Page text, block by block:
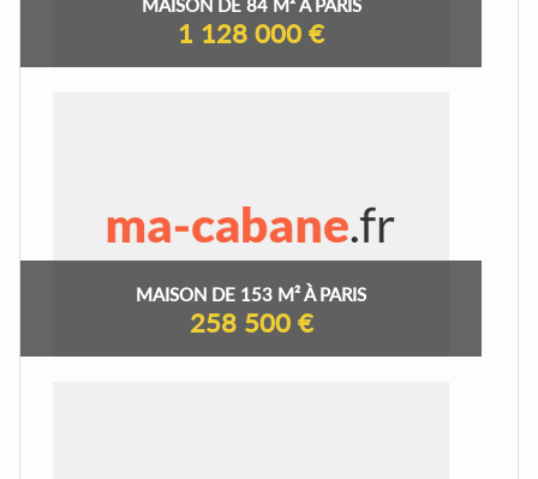
MAISON DE 84 M² À PARIS
1 128 000 €
MAISON DE 153 M² À PARIS
258 500 €